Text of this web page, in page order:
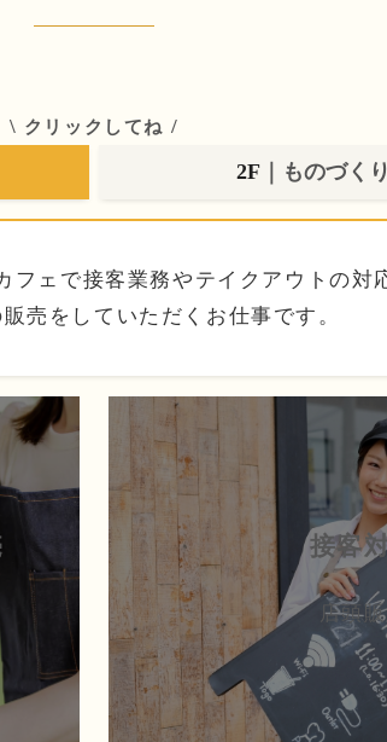
\ クリックしてね /
2F ｜ものづく
フェで接客業務やテイクアウトの対
売をしていただくお仕事です。
接客
店頭販